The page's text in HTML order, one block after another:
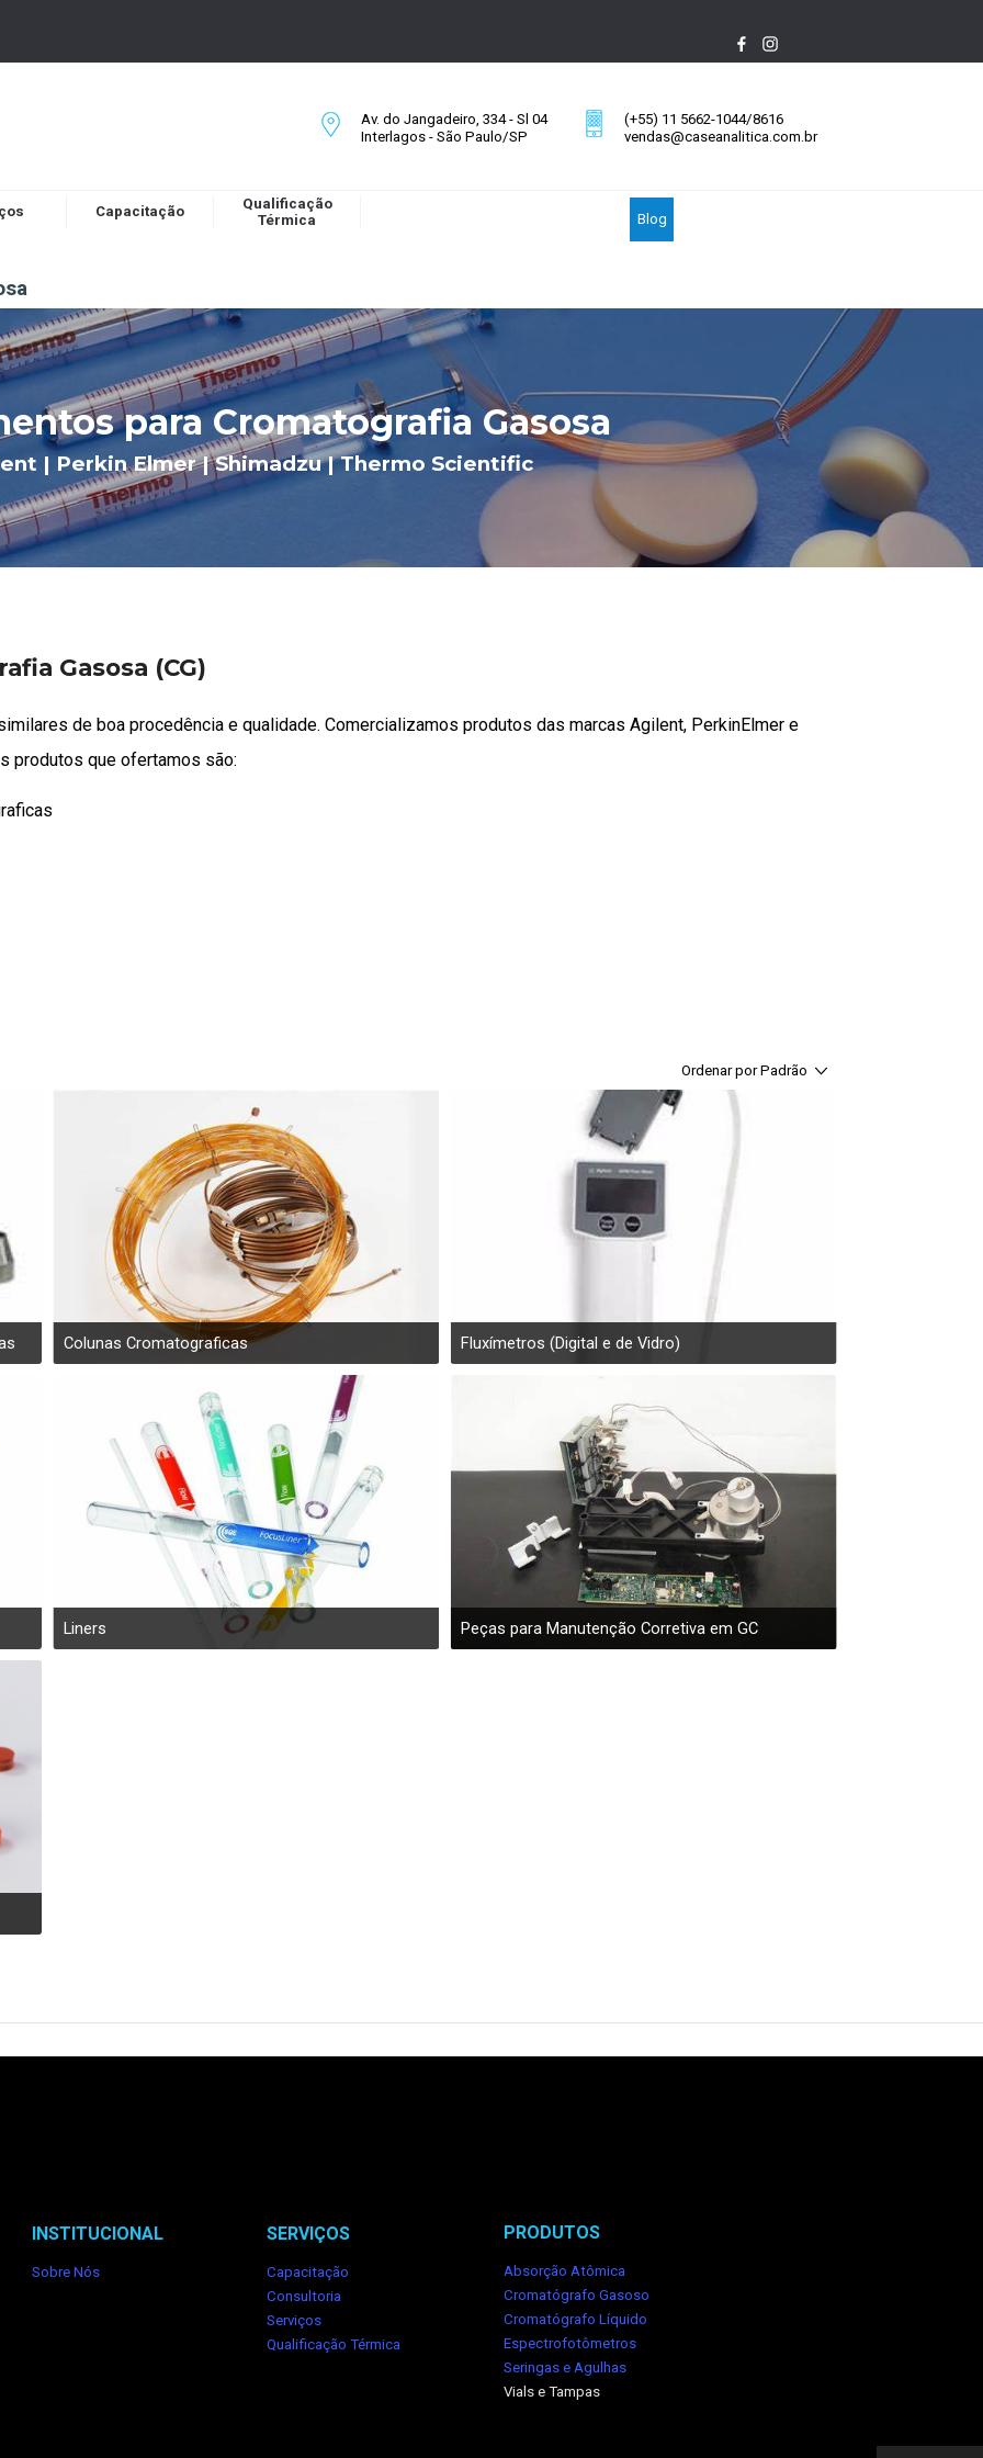
Capacitação
Qualificação
Térmica
Av. do Jangadeiro, 334 - Sl 04
Interlagos - São Paulo/SP
(+55) 11 5662-1044/8616
vendas@caseanalitica.com.br
Blog
para Cromatografia Gasosa
| Perkin Elmer | Shimadzu | Thermo Scientific
Gasosa (CG)
de boa procedência e qualidade. Comercializamos produtos das marcas Agilent, PerkinElmer e
produtos que ofertamos são:
Ordenar porPadrão
Padrão
Colunas Cromatograficas Fluxímetros (Digital e de Vidro)
Liners Peças para Manutenção Corretiva em GC
Peças para Manutenção
Corretiva em GC
Peças para conserto de
cromatógrafos a gás
INSTITUCIONAL
Sobre Nós
SERVIÇOS
Capacitação
Consultoria
Serviços
Qualificação Térmica
PRODUTOS
Absorção Atômica
Cromatógrafo Gasoso
Cromatógrafo Líquido
Espectrofotômetros
Seringas e Agulhas
Vials e Tampas